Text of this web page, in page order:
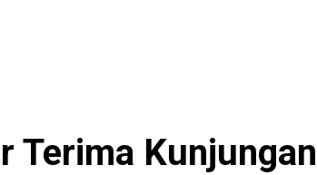
Terima